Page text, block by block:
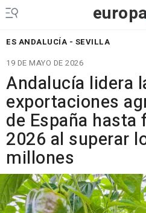
ES ANDALUCÍA - SEVILLA
19 DE MAYO DE 2026
Andalucía lidera
exportaciones
de España hasta
2026 al superar
millones